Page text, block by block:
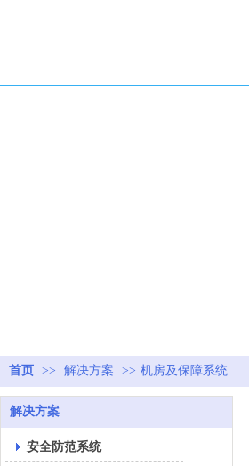
首页 >> 解决方案 >> 机房及保障系统
解决方案
安全防范系统